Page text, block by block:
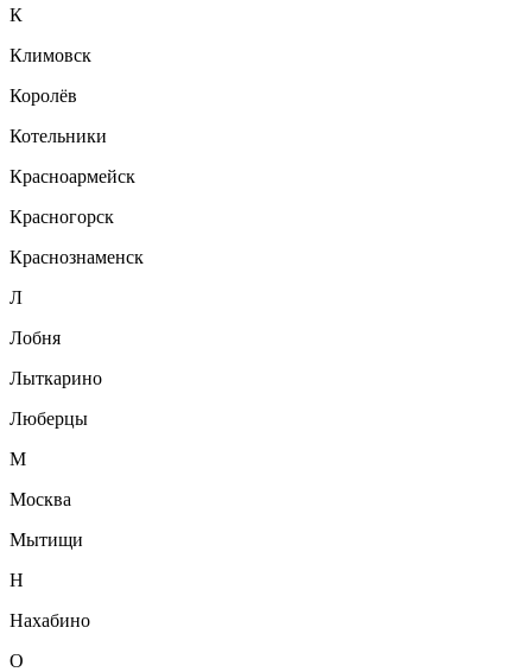
К
Климовск
Королёв
Котельники
Красноармейск
Красногорск
Краснознаменск
Л
Лобня
Лыткарино
Люберцы
М
Москва
Мытищи
Н
Нахабино
О